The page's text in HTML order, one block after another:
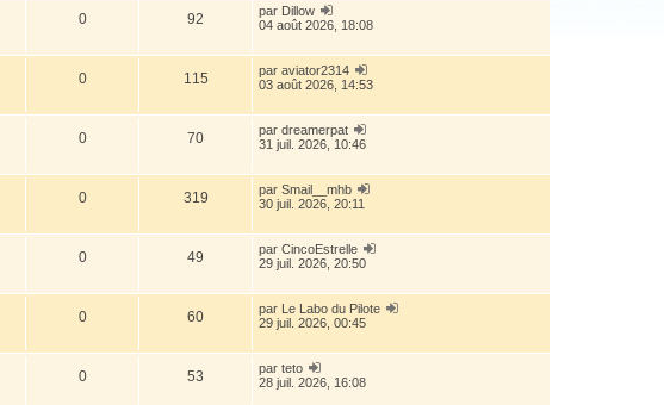
0 92 par Dillow
04 août 2026, 18:08
0 115 par aviator2314
03 août 2026, 14:53
0 70 par dreamerpat
31 juil. 2026, 10:46
0 319 par Smail__mhb
30 juil. 2026, 20:11
0 49 par CincoEstrelle
29 juil. 2026, 20:50
0 60 par Le Labo du Pilote
29 juil. 2026, 00:45
0 53 par teto
28 juil. 2026, 16:08